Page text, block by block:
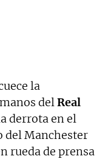
la
delReal
derrota en el
del Manchester
rueda de prensa